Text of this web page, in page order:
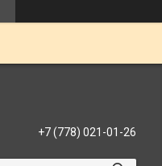
+7 (778) 021-01-26